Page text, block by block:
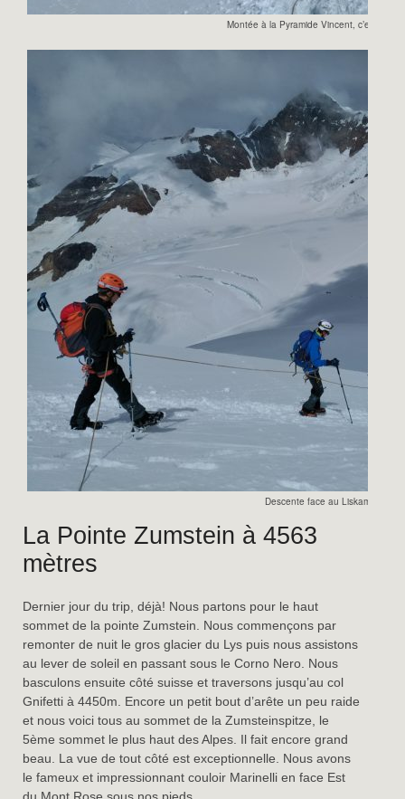
Montée à la Pyramide Vincent, c’est
Descente face au Liskam.
La Pointe Zumstein à 4563
mètres
Dernier jour du trip, déjà! Nous partons pour le haut
sommet de la pointe Zumstein. Nous commençons par
remonter de nuit le gros glacier du Lys puis nous assistons
au lever de soleil en passant sous le Corno Nero. Nous
basculons ensuite côté suisse et traversons jusqu’au col
Gnifetti à 4450m. Encore un petit bout d’arête un peu raide
et nous voici tous au sommet de la Zumsteinspitze, le
5ème sommet le plus haut des Alpes. Il fait encore grand
beau. La vue de tout côté est exceptionnelle. Nous avons
le fameux et impressionnant couloir Marinelli en face Est
du Mont Rose sous nos pieds.